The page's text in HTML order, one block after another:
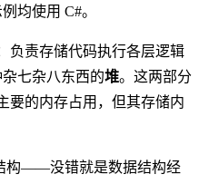
均使用 C#。
负责存储代码执行各层逻辑
七杂八东西的堆。这两部分
要的内存占用，但其存储内
构——没错就是数据结构经